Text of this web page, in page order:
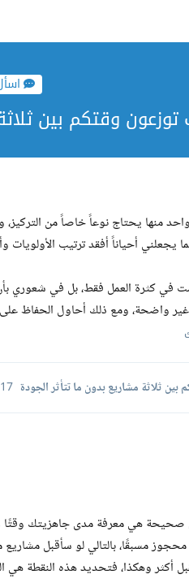
وقتكم بين
منها يحتاج نوعاً خاصاً من التركيز،
أحياناً أفقد ترتيب الأولويات
في كثرة العمل فقط، بل في شعوري
غير واضحة، ومع ذلك أحاول الحفاظ
ثلاثة مشاريع بدون ما تتأثر الجودة 17 .نوفمبر 2025
هي معرفة مدى جاهزيتك وقتًا
مسبقًا، بالتالي لو سأقبل
أكثر وهكذا، فتحديد هذه النقطة هي